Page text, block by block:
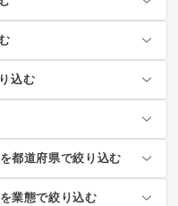
込む
都道府県で絞り込む
業態で絞り込む